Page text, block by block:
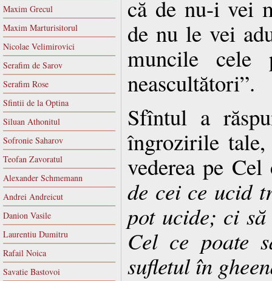
Maxim Grecul
Maxim Marturisitorul
Nicolae Velimirovici
Serafim de Sarov
Serafim Rose
Sfintii de la Optina
Siluan Athonitul
Sofronie Saharov
Teofan Zavoratul
Alexander Schmemann
Andrei Andreicut
Danion Vasile
Laurentiu Dumitru
Rafail Noica
Savatie Bastovoi
că de nu-i vei
de nu le vei
muncile cele
neascultători”.
Sfîntul a
îngrozirile
vederea pe
de cei ce ucid
pot ucide; ci
Cel ce poate
sufletul în